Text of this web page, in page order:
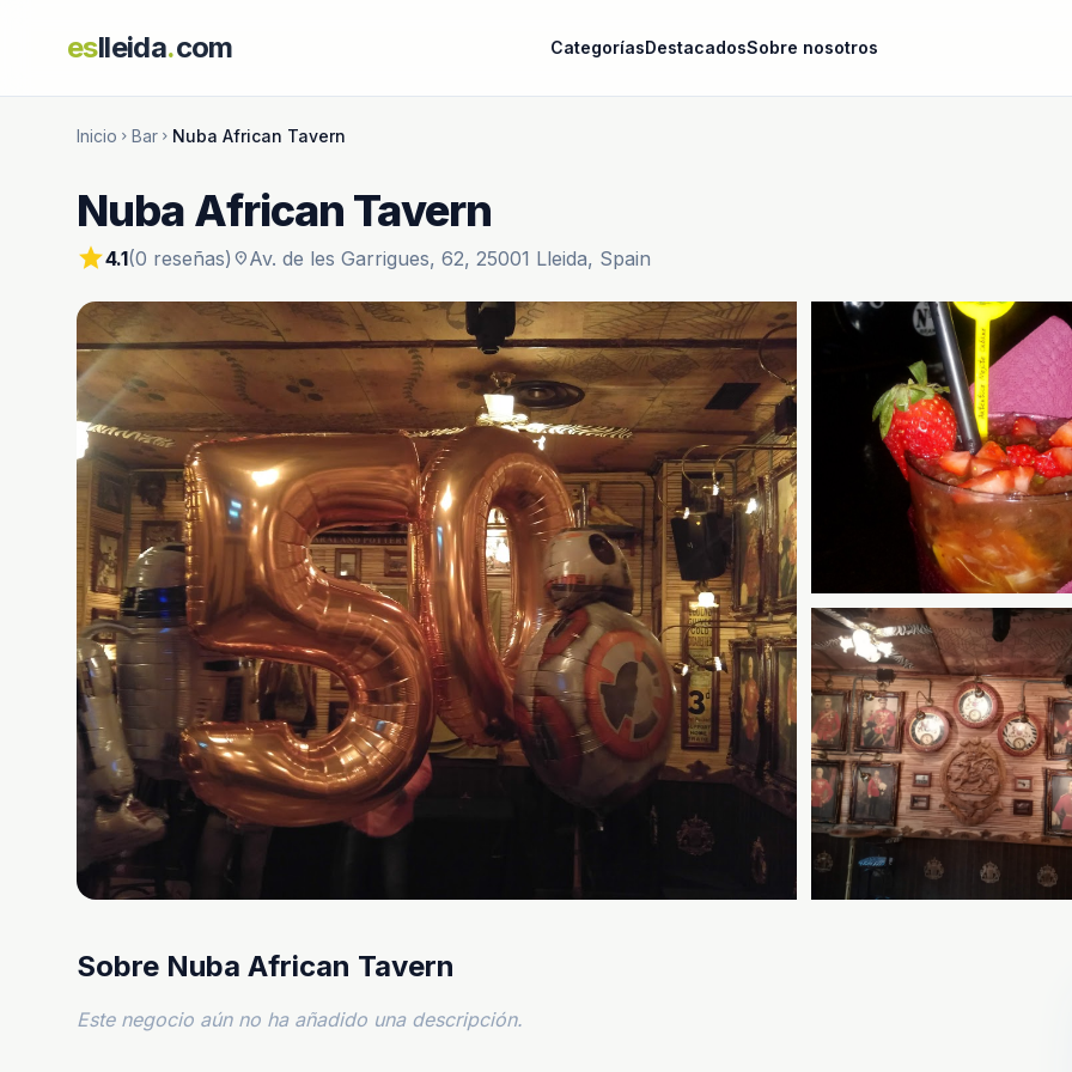
eslleida.com CategoríasDestacadosSobre nosotros
Inicio chevron_right Bar chevron_right Nuba African Tavern
Nuba African Tavern
star4.1(0 reseñas) location_onAv. de les Garrigues, 62, 25001 Lleida, Spain
Sobre Nuba African Tavern
Este negocio aún no ha añadido una descripción.